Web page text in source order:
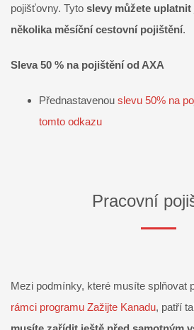
pojišťovny. Tyto slevy můžete
několika měsíční cestovní pojištění.
Sleva 50 % na pojištění od AXA
Přednastavenou slevu 50% na
tomto odkazu
Pracovní
Mezi podmínky, které musíte splňovat
rámci programu Zažijte Kanadu, patří